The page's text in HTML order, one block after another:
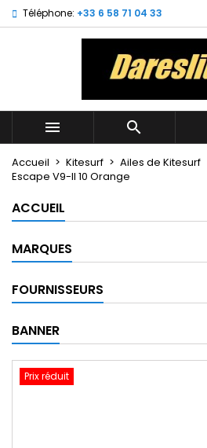
Téléphone: +33 6 58 71 04 33
 
Accueil Kitesurf Ailes de Kitesurf
Escape V9-II 10 Orange
ACCUEIL
MARQUES
FOURNISSEURS
BANNER
Prix réduit
My wishlists
((title))
Connexion
Vous devez être connecté
((cancelText))